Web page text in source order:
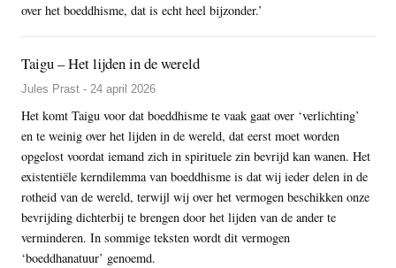
over het boeddhisme, dat is echt heel bijzonder.’
Taigu – Het lijden in de wereld
Jules Prast - 24 april 2026
Het komt Taigu voor dat boeddhisme te vaak gaat over ‘verlichting’
en te weinig over het lijden in de wereld, dat eerst moet worden
opgelost voordat iemand zich in spirituele zin bevrijd kan wanen. Het
existentiële kerndilemma van boeddhisme is dat wij ieder delen in de
rotheid van de wereld, terwijl wij over het vermogen beschikken onze
bevrijding dichterbij te brengen door het lijden van de ander te
verminderen. In sommige teksten wordt dit vermogen
‘boeddhanatuur’ genoemd.